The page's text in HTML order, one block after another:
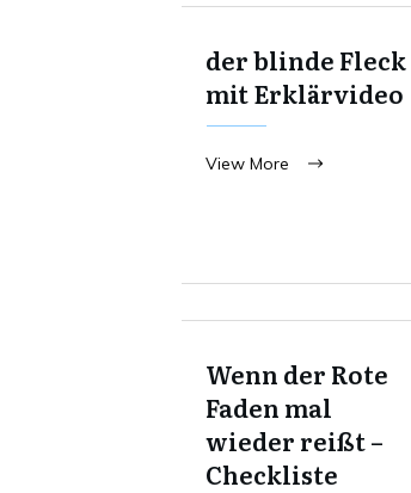
der blinde Fleck
mit Erklärvideo
View More
Wenn der Rote
Faden mal
wieder reißt –
Checkliste